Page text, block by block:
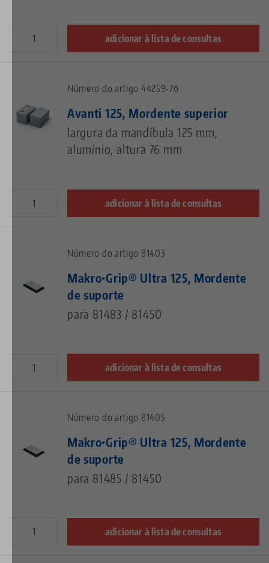
adicionar à lista de consultas
Número do artigo 44259-76
Avanti 125, Mordente superior
largura da mandíbula 125 mm,
alumínio, altura 76 mm
adicionar à lista de consultas
Número do artigo 81403
Makro•Grip® Ultra 125, Mordente
de suporte
para 81483 / 81450
adicionar à lista de consultas
Número do artigo 81405
Makro•Grip® Ultra 125, Mordente
de suporte
para 81485 / 81450
adicionar à lista de consultas